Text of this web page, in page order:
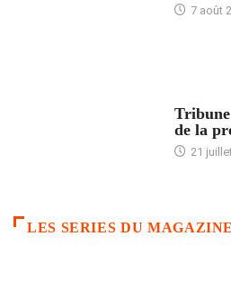
7 août
de la
21
LES SERIES DU MAGAZINE